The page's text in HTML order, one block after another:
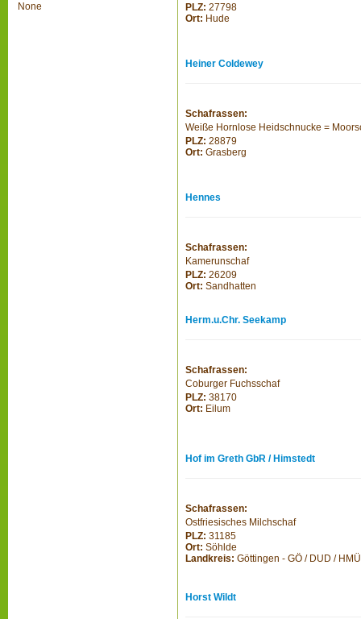
None
PLZ: 27798
Ort: Hude
Heiner Coldewey
Schafrassen:
Weiße Hornlose Heidschnucke =
PLZ: 28879
Ort: Grasberg
Hennes
Schafrassen:
Kamerunschaf
PLZ: 26209
Ort: Sandhatten
Herm.u.Chr. Seekamp
Schafrassen:
Coburger Fuchsschaf
PLZ: 38170
Ort: Eilum
Hof im Greth GbR / Himstedt
Schafrassen:
Ostfriesisches Milchschaf
PLZ: 31185
Ort: Söhlde
Landkreis: Göttingen - GÖ / DUD / HMÜ
Horst Wildt